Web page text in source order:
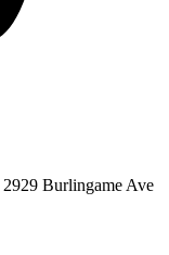
2929 Burlingame Ave